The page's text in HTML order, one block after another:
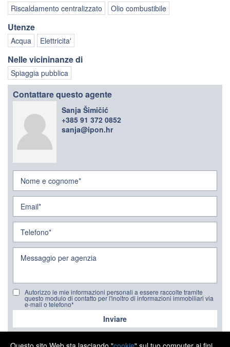
Riscaldamento centralizzato Olio combustibile
Utenze
Acqua Elettricita'
Nelle vicininanze di
Spiaggia pubblica
Contattare questo agente
Sanja Šimičić
+385 91 372 0852
sanja@ipon.hr
Autorizzo le mie informazioni personali a essere raccolte tramite
questo modulo di contatto per l'inoltro di informazioni immobiliari via
e-mail o telefono*
Inviare